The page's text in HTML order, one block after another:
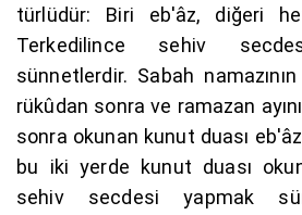
türlüdür: Biri eb'âz, diğeri
Terkedilince sehiv
sünnetlerdir. Sabah
rükûdan sonra ve ramazan
sonra okunan kunut duası
bu iki yerde kunut duası
sehiv secdesi yapmak